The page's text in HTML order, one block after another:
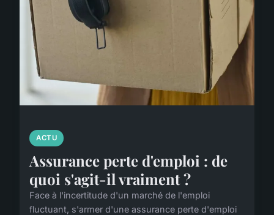
ACTU
Assurance perte d'emploi : de
quoi s'agit-il vraiment ?
Face à l'incertitude d'un marché de l'emploi
fluctuant, s'armer d'une assurance perte d'emploi